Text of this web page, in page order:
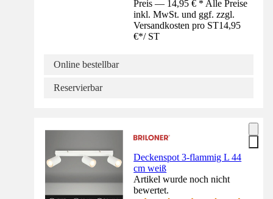
Preis — 14,95 € * Alle Preise
inkl. MwSt. und ggf. zzgl.
Versandkosten pro ST14,95
€*/ ST
Online bestellbar
Reservierbar
Deckenspot 3-flammig L 44
cm weiß
Artikel wurde noch nicht
bewertet.